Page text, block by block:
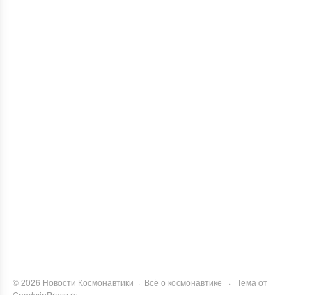
©2026 Новости Космонавтики · Всё о космонавтике · Тема от